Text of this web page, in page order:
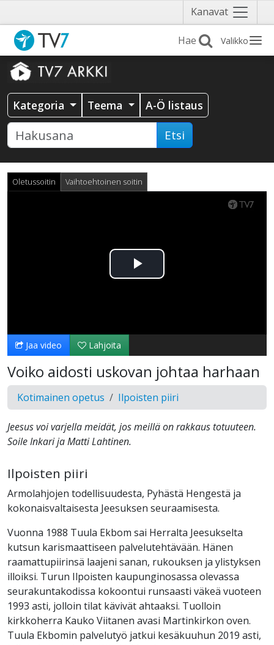
Kanavat Näytä
valikko
Valikko
Kategoria Teema A-Ö listaus
Etsi
Oletussoitin Vaihtoehtoinen soitin
Toista
Jaa video Lahjoita
Voiko aidosti uskovan johtaa harhaan
Kotimainen opetus Ilpoisten piiri
Jeesus voi varjella meidät, jos meillä on rakkaus totuuteen.
Soile Inkari ja Matti Lahtinen.
Ilpoisten piiri
Armolahjojen todellisuudesta, Pyhästä Hengestä ja
kokonaisvaltaisesta Jeesuksen seuraamisesta.
Vuonna 1988 Tuula Ekbom sai Herralta Jeesukselta
kutsun karismaattiseen palvelutehtävään. Hänen
raamattupiirinsä laajeni sanan, rukouksen ja ylistyksen
illoiksi. Turun Ilpoisten kaupunginosassa olevassa
seurakuntakodissa kokoontui runsaasti väkeä vuoteen
1993 asti, jolloin tilat kävivät ahtaaksi. Tuolloin
kirkkoherra Kauko Viitanen avasi Martinkirkon oven.
Tuula Ekbomin palvelutyö jatkui kesäkuuhun 2019 asti,